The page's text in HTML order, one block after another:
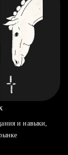
и навыки,